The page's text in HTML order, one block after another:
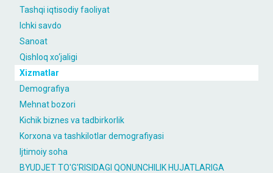
Tashqi iqtisodiy faoliyat
Ichki savdo
Sanoat
Qishloq xo‘jaligi
Xizmatlar
Demografiya
Mehnat bozori
Kichik biznes va tadbirkorlik
Korxona va tashkilotlar demografiyasi
Ijtimoiy soha
BYUDJET TO'G'RISIDAGI QONUNCHILIK HUJATLARIGA